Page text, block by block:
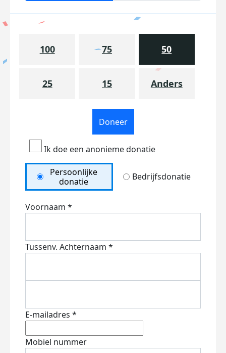
100 75 50
25 15 Anders
Doneer
Ik doe een anonieme donatie
Persoonlijke
donatie
Bedrijfsdonatie
Voornaam *
Tussenv. Achternaam *
E-mailadres *
Mobiel nummer